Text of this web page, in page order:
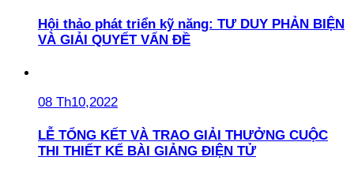
Hội thảo phát triển kỹ năng: TƯ DUY PHẢN BIỆN
VÀ GIẢI QUYẾT VẤN ĐỀ
08 Th10,2022
LỄ TỔNG KẾT VÀ TRAO GIẢI THƯỞNG CUỘC
THI THIẾT KẾ BÀI GIẢNG ĐIỆN TỬ